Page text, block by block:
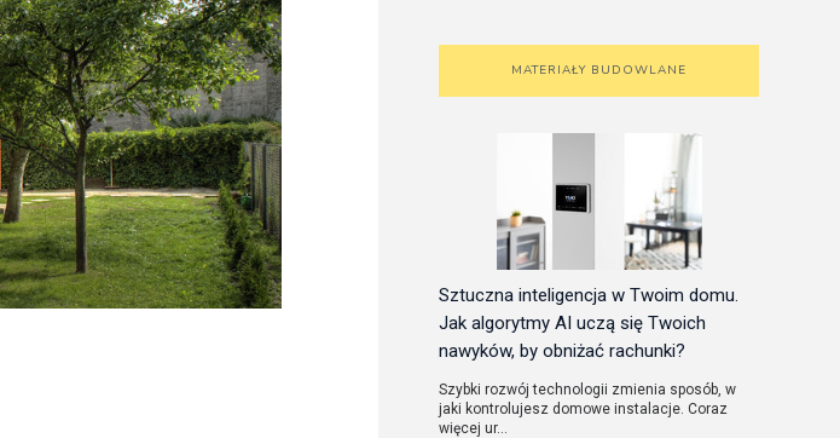
MATERIAŁY BUDOWLANE
Sztuczna inteligencja w Twoim domu.
Jak algorytmy AI uczą się Twoich
nawyków, by obniżać rachunki?
Szybki rozwój technologii zmienia sposób, w
jaki kontrolujesz domowe instalacje. Coraz
więcej ur...